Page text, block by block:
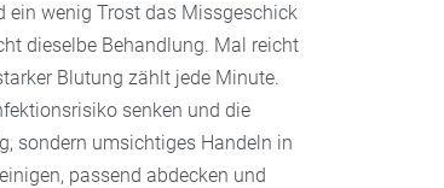
ein wenig Trost das Missgeschick
dieselbe Behandlung. Mal reicht
Blutung zählt jede Minute.
senken und die
sondern umsichtiges Handeln in
passend abdecken und